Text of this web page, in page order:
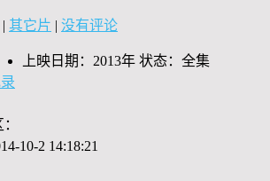
| 其它片 | 没有评论
上映日期：2013年 状态：全集
10-2 14:18:21